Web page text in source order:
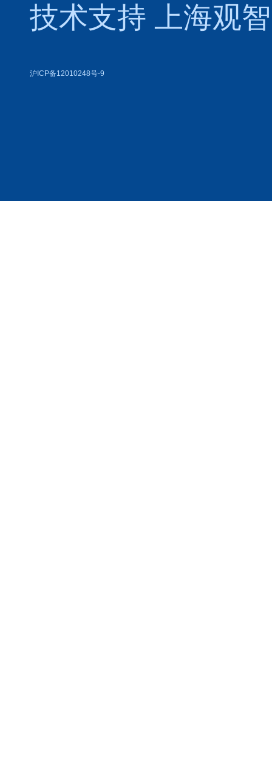
技术支持
上海观
沪ICP备12010248号-9